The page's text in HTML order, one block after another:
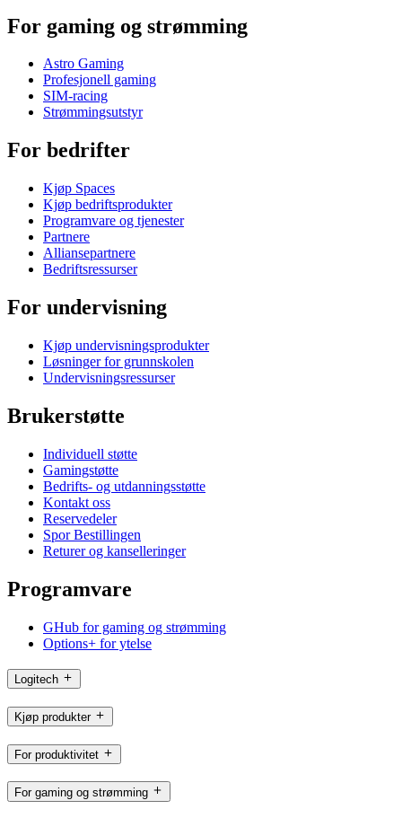
For gaming og strømming
Astro Gaming
Profesjonell gaming
SIM-racing
Strømmingsutstyr
For bedrifter
Kjøp Spaces
Kjøp bedriftsprodukter
Programvare og tjenester
Partnere
Alliansepartnere
Bedriftsressurser
For undervisning
Kjøp undervisningsprodukter
Løsninger for grunnskolen
Undervisningsressurser
Brukerstøtte
Individuell støtte
Gamingstøtte
Bedrifts- og utdanningsstøtte
Kontakt oss
Reservedeler
Spor Bestillingen
Returer og kanselleringer
Programvare
GHub for gaming og strømming
Options+ for ytelse
Logitech
Kjøp produkter
For produktivitet
For gaming og strømming